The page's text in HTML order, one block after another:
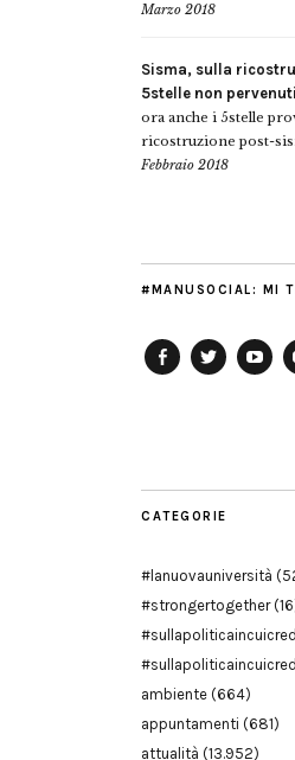
Marzo 2018
Sisma, sulla
5stelle non pervenuti
ora anche i 5stelle
ricostruzione post-
Febbraio 2018
#MANUSOCIAL: MI
CATEGORIE
#lanuovauniversità
#strongertogether
ambiente (664)
appuntamenti (681)
attualità (13.952)